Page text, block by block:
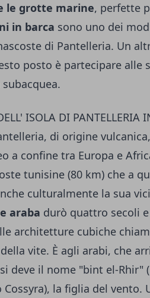
le grotte marine, perfette
in barca sono uno dei
di Pantelleria. Un
posto è partecipare alle
ISOLA DI PANTELLERIA
di origine
a confine tra Europa e
tunisine (80 km) che a
culturalmente la sua
araba durò quattro secoli
architetture cubiche
vite. È agli arabi, che
deve il nome "bint el-
Cossyra), la figlia del